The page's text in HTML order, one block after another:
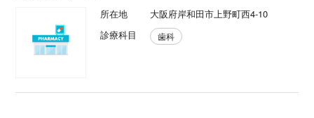
所在地
大阪府岸和田市上野町西4-10
診療科目
歯科